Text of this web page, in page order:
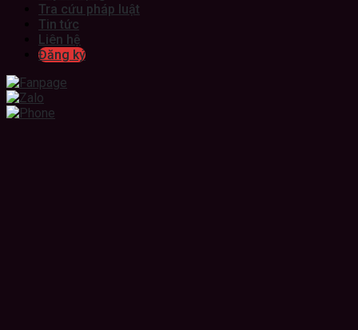
Tra cứu pháp luật
Tin tức
Liên hệ
Đăng ký